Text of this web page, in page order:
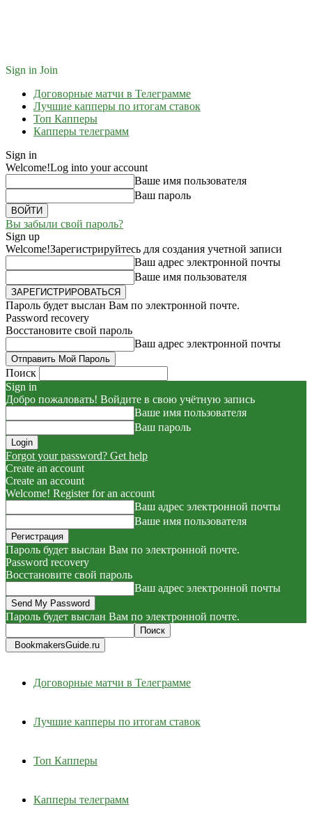
Sign in Join
Договорные матчи в Телеграмме
Лучшие капперы по итогам ставок
Топ Капперы
Капперы телеграмм
Sign in
Welcome!Log into your account
Ваше имя пользователя
Ваш пароль
Вы забыли свой пароль?
Sign up
Welcome!Зарегистрируйтесь для создания учетной записи
Ваш адрес электронной почты
Ваше имя пользователя
Пароль будет выслан Вам по электронной почте.
Password recovery
Восстановите свой пароль
Ваш адрес электронной почты
Поиск
Sign in
Добро пожаловать! Войдите в свою учётную запись
Ваше имя пользователя
Ваш пароль
Forgot your password? Get help
Create an account
Create an account
Welcome! Register for an account
Ваш адрес электронной почты
Ваше имя пользователя
Пароль будет выслан Вам по электронной почте.
Password recovery
Восстановите свой пароль
Ваш адрес электронной почты
Пароль будет выслан Вам по электронной почте.
BookmakersGuide.ru
Договорные матчи в Телеграмме
Лучшие капперы по итогам ставок
Топ Капперы
Капперы телеграмм